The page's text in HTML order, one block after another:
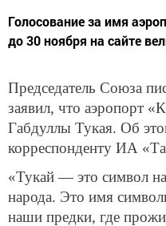
Голосование за имя
до 30 ноября на сайте
Председатель Союза
заявил, что аэропорт
Габдуллы Тукая. Об
корреспонденту ИА
«Тукай — это символ
народа. Это имя
наши предки, где